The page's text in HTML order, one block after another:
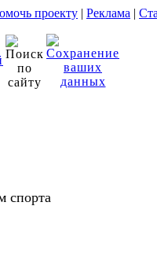
проекту | Реклама |
спорта